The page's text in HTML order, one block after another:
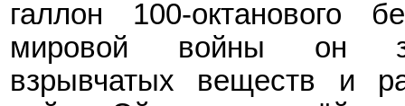
галлон 100-октанового
мировой войны он
взрывчатых веществ и